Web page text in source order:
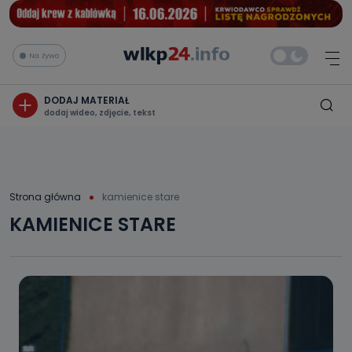
Na żywo
DODAJ MATERIAŁ
dodaj wideo, zdjęcie, tekst
Strona główna kamienice stare
KAMIENICE STARE